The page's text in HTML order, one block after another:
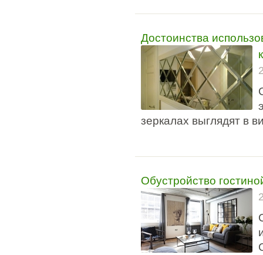
Достоинства
зеркалах выглядят в
Обустройство